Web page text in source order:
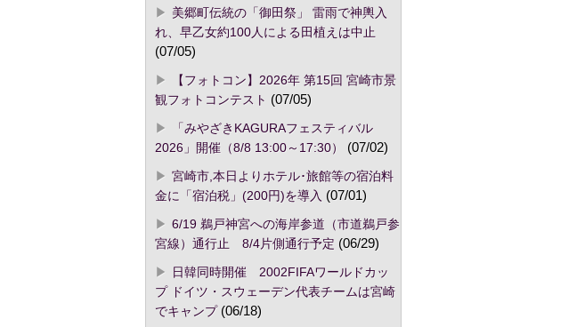
美郷町伝統の「御田祭」 雷雨で神輿入
れ、早乙女約100人による田植えは中止
(07/05)
【フォトコン】2026年 第15回 宮崎市景
観フォトコンテスト (07/05)
「みやざきKAGURAフェスティバル
2026」開催（8/8 13:00～17:30）
(07/02)
宮崎市,本日よりホテル･旅館等の宿泊料
金に「宿泊税」(200円)を導入 (07/01)
6/19 鵜戸神宮への海岸参道（市道鵜戸参
宮線）通行止 8/4片側通行予定 (06/29)
日韓同時開催 2002FIFAワールドカッ
プ ドイツ・スウェーデン代表チームは宮崎
でキャンプ(06/18)